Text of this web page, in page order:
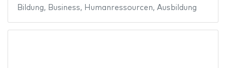
Bildung, Business, Humanressourcen, Ausbildung